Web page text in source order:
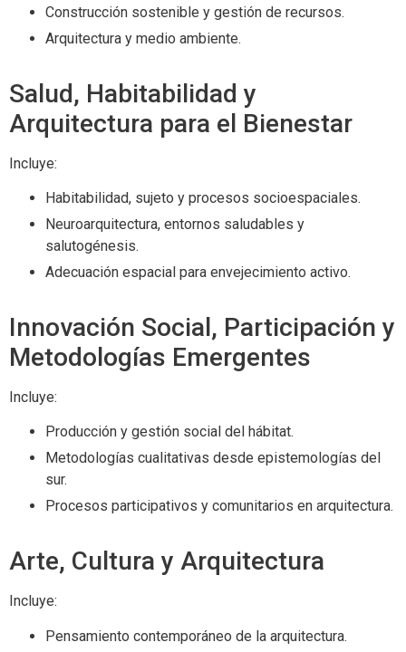
Construcción sostenible y gestión de recursos.
Arquitectura y medio ambiente.
Salud, Habitabilidad y
Arquitectura para el Bienestar
Incluye:
Habitabilidad, sujeto y procesos socioespaciales.
Neuroarquitectura, entornos saludables y
salutogénesis.
Adecuación espacial para envejecimiento activo.
Innovación Social, Participación y
Metodologías Emergentes
Incluye:
Producción y gestión social del hábitat.
Metodologías cualitativas desde epistemologías del
sur.
Procesos participativos y comunitarios en arquitectura.
Arte, Cultura y Arquitectura
Incluye:
Pensamiento contemporáneo de la arquitectura.